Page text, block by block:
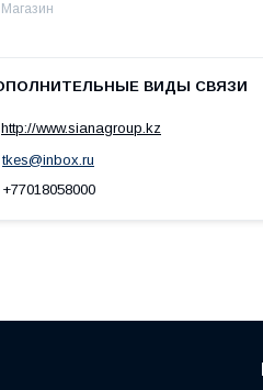
Магазин
http://www.sianagroup.kz
tkes@inbox.ru
+77018058000